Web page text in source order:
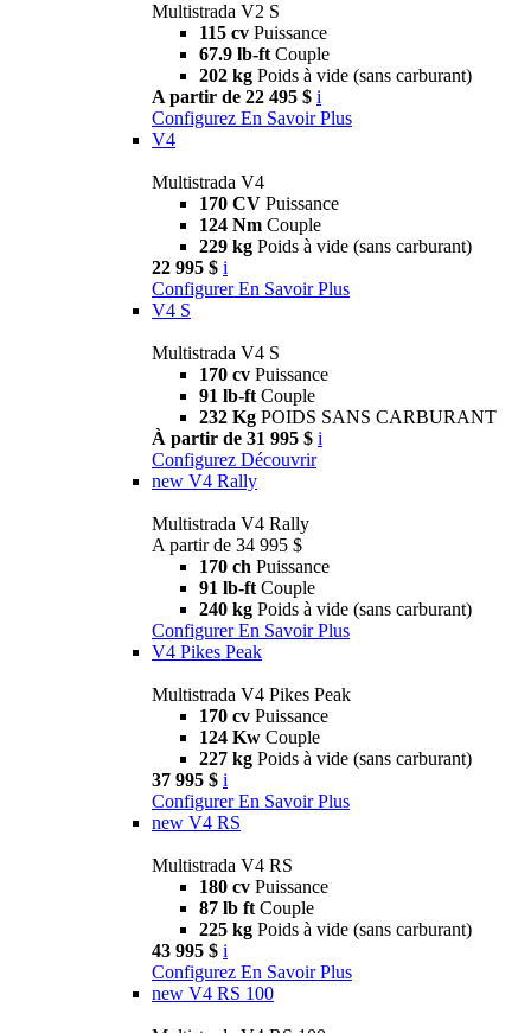
Multistrada V2 S
115 cv Puissance
67.9 lb-ft Couple
202 kg Poids à vide (sans carburant)
A partir de 22 495 $ i
Configurez En Savoir Plus
V4
Multistrada V4
170 CV Puissance
124 Nm Couple
229 kg Poids à vide (sans carburant)
22 995 $ i
Configurer En Savoir Plus
V4 S
Multistrada V4 S
170 cv Puissance
91 lb-ft Couple
232 Kg POIDS SANS CARBURANT
À partir de 31 995 $ i
Configurez Découvrir
new V4 Rally
Multistrada V4 Rally
A partir de 34 995 $
170 ch Puissance
91 lb-ft Couple
240 kg Poids à vide (sans carburant)
Configurer En Savoir Plus
V4 Pikes Peak
Multistrada V4 Pikes Peak
170 cv Puissance
124 Kw Couple
227 kg Poids à vide (sans carburant)
37 995 $ i
Configurer En Savoir Plus
new V4 RS
Multistrada V4 RS
180 cv Puissance
87 lb ft Couple
225 kg Poids à vide (sans carburant)
43 995 $ i
Configurez En Savoir Plus
new V4 RS 100